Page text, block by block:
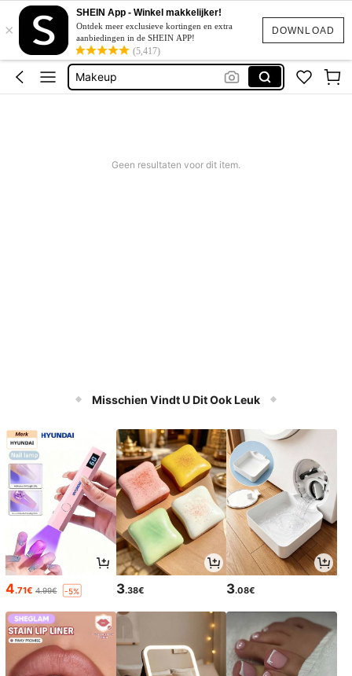
DOWNLOAD
×
SHEIN App - Winkel makkelijker!
Ontdek meer exclusieve kortingen en extra
aanbiedingen in de SHEIN APP!
(5,417)
Concealer
Sheglam
Make Up
Makeup
Geen resultaten voor dit item.
Misschien Vindt U Dit Ook Leuk
4.71€ 4.99€ -5% 3.38€ 3.08€